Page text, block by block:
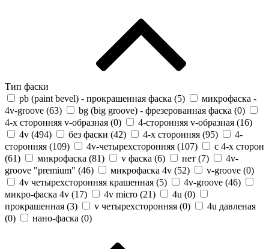
Тип фаски
pb (paint bevel) - прокрашенная фаска (5)
микрофаска -
4v-groove (63) bg (big groove) - фрезерованная фаска (0)
4-х сторонняя v-образная (0) 4-сторонняя v-образная (16)
4v (494) без фаски (42) 4-х сторонняя (95)
4-
сторонняя (109) 4v-четырехсторонняя (107)
с 4-х сторон
(61) микрофаска (81) v фаска (6) нет (7)
4v-
groove "premium" (46) микрофаска 4v (52) v-groove (0)
4v четырехсторонняя крашенная (5) 4v-groove (46)
микро-фаска 4v (17) 4v micro (21) 4u (0)
прокрашенная (3) v четырехсторонняя (0)
4u давленая
(0) нано-фаска (0)